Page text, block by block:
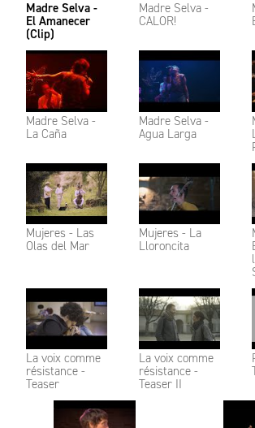
Madre Selva -
El Amanecer
(Clip)
Madre Selva -
CALOR!
Madre Selva -
La Caña
Madre Selva -
Agua Larga
Mujeres - Las
Olas del Mar
Mujeres - La
Lloroncita
La voix comme
résistance -
Teaser
La voix comme
résistance -
Teaser II